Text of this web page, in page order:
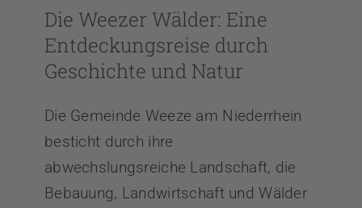
Die Weezer Wälder: Eine
Entdeckungsreise durch
Geschichte und Natur
Die Gemeinde Weeze am Niederrhein
besticht durch ihre
abwechslungsreiche Landschaft, die
Bebauung, Landwirtschaft und Wälder